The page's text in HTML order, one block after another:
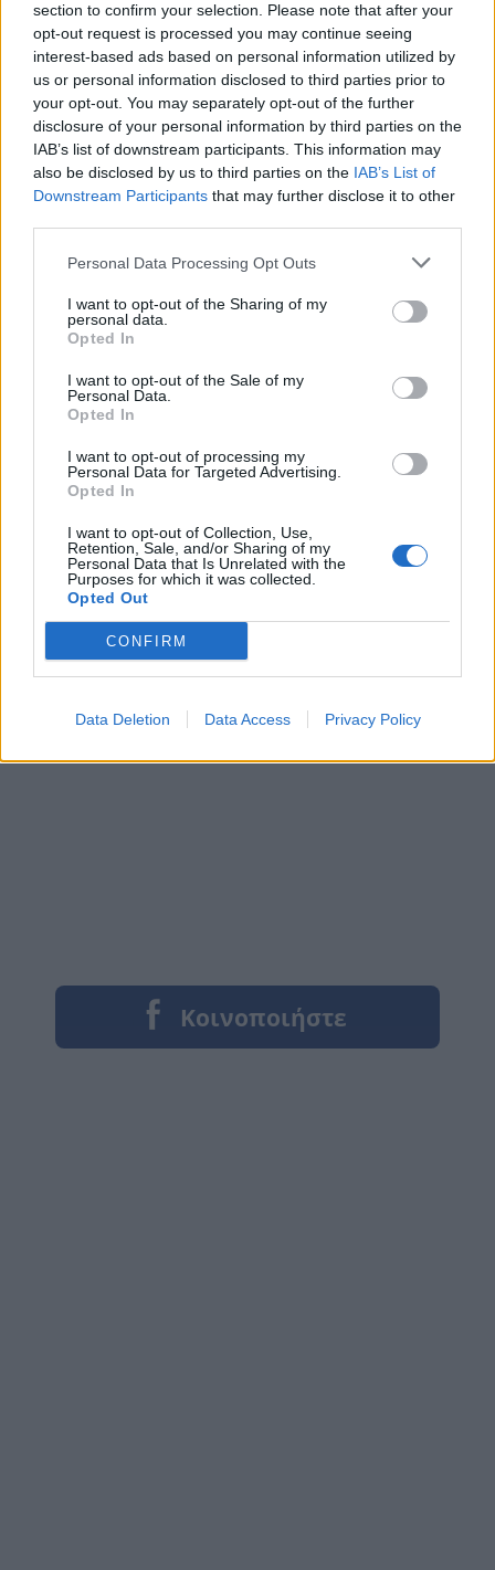
section to confirm your selection. Please note that after your
opt-out request is processed you may continue seeing
interest-based ads based on personal information utilized by
us or personal information disclosed to third parties prior to
your opt-out. You may separately opt-out of the further
disclosure of your personal information by third parties on the
IAB’s list of downstream participants. This information may
also be disclosed by us to third parties on the IAB’s List of
Downstream Participants that may further disclose it to other
Personal Data Processing Opt Outs
I want to opt-out of the Sharing of my
personal data.
Opted In
I want to opt-out of the Sale of my
Personal Data.
Opted In
I want to opt-out of processing my
Personal Data for Targeted Advertising.
Opted In
I want to opt-out of Collection, Use,
Retention, Sale, and/or Sharing of my
Personal Data that Is Unrelated with the
Purposes for which it was collected.
Opted Out
CONFIRM
Data Deletion Data Access Privacy Policy
πολλά. Είναι σαν το σκύλο με τη γάτα, λες και ο
ένας κάνει επίτηδες κάποια πράγματα για να
προκαλέσει τον άλλον.
Εγώ από τη μεριά μου τι μπορώ να κάνω που
είμαι στη μέση; Από τη μία μεριά έχω τον
άντρα μου και από την άλλη την κόρη μου.
αυτό και σκέφτομαι να τον διώξω απ’ το σπίτι.
Αρκετά κράτησε αυτή κατάσταση. Τις
παραξενιές του ας τις αφήσει για τον εαυτό
του. Αρκετά ανέχτηκα.